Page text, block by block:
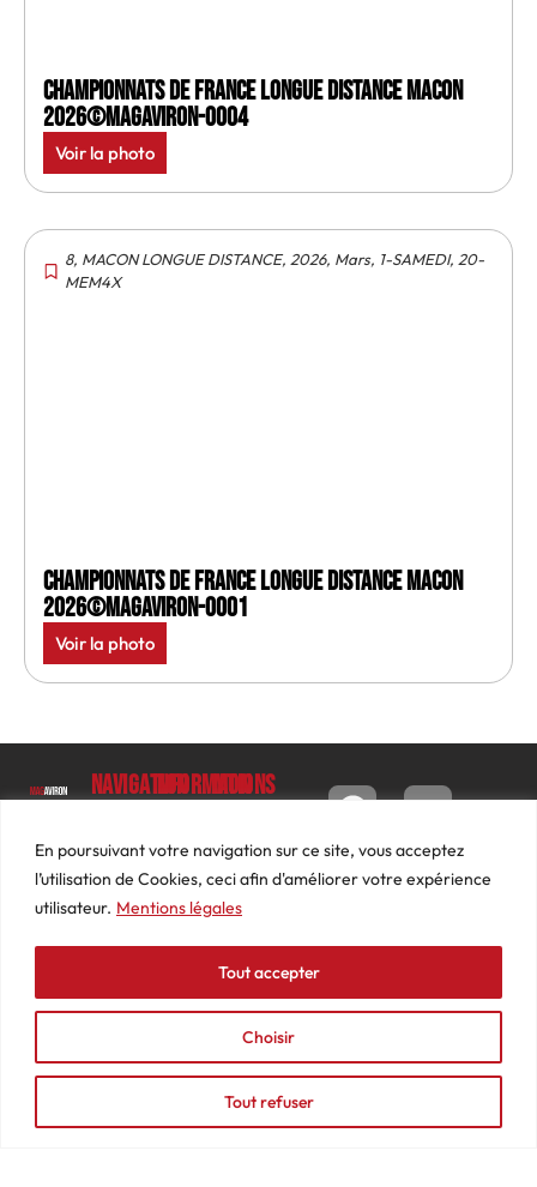
En poursuivant votre navigation sur ce site, vous acceptez
l’utilisation de Cookies, ceci afin d'améliorer votre expérience
utilisateur. Mentions légales
Choisir
Tout refuser
Tout accepter
Championnats de France longue distance Macon
2026©MagAviron-0004
Voir la photo
8, MACON LONGUE DISTANCE, 2026, Mars, 1-SAMEDI, 20-
MEM4X
Championnats de France longue distance Macon
2026©MagAviron-0001
Voir la photo
Luc
Barbier
69640
74
87
contact@mediasaviron.fr
Navigation
Le
Magazine
Photos
Actualités
Podcasts
Informations
Conditions
générales
de ventes
Mentions
légales
Mon
Tableau
de bord
Commandes
Adresses
Détails
du
compte